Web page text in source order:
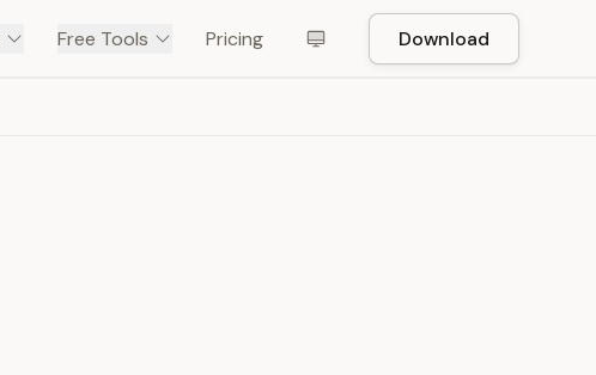
Free Tools Pricing Download